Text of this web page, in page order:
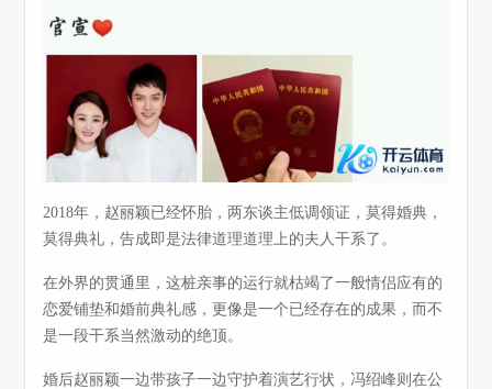
2018年，赵丽颖已经怀胎，两东谈主低调领证，莫得婚典，
莫得典礼，告成即是法律道理道理上的夫人干系了。
在外界的贯通里，这桩亲事的运行就枯竭了一般情侣应有的
恋爱铺垫和婚前典礼感，更像是一个已经存在的成果，而不
是一段干系当然激动的绝顶。
婚后赵丽颖一边带孩子一边守护着演艺行状，冯绍峰则在公